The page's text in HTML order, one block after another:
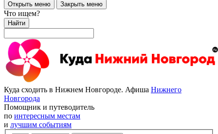
Открыть меню Закрыть меню
Что ищем?
Найти
Куда сходить в Нижнем Новгороде. Афиша Нижнего
Новгорода
Помощник и путеводитель
по интересным местам
и лучшим событиям